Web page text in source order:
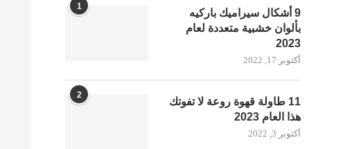
1
9 أشكال سيراميك باركيه
بألوان خشبية متعددة لعام
2023
أكتوبر 17, 2022
2
11 طاولة قهوة روعة لا تفوتك
هذا العام 2023
أكتوبر 3, 2022